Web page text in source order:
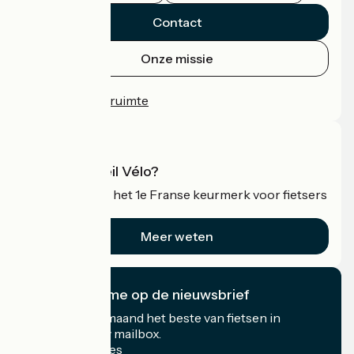
Contact
Onze missie
Professionele ruimte
Wat is Accueil Vélo?
Accueil Vélo is het 1e Franse keurmerk voor fietsers
Meer weten
Ik abonneer me op de nieuwsbrief
Ontvang elke maand het beste van fietsen in
Frankrijk in uw mailbox.
Mijn e-mailadres